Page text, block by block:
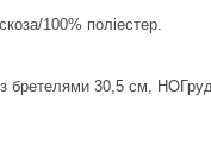
100% поліестер.
бретелями 30,5 см,